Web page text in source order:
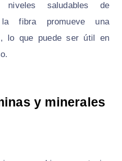
saludables de
la fibra promueve una
lo que puede ser útil en
y minerales